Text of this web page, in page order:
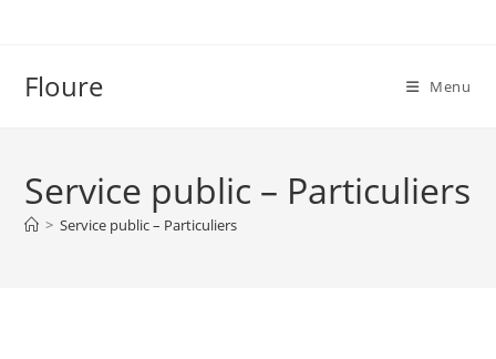
Floure Menu
Service public – Particuliers
> Service public – Particuliers